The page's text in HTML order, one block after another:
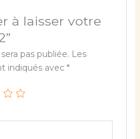
à laisser votre
pas publiée. Les
indiqués avec *